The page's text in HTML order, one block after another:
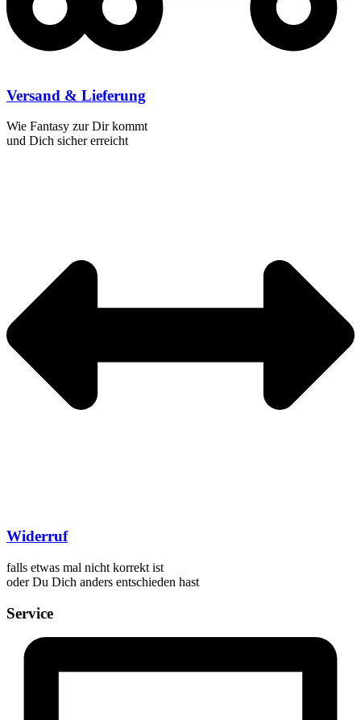
Versand & Lieferung
Wie Fantasy zur Dir kommt
und Dich sicher erreicht
Widerruf
falls etwas mal nicht korrekt ist
oder Du Dich anders entschieden hast
Service